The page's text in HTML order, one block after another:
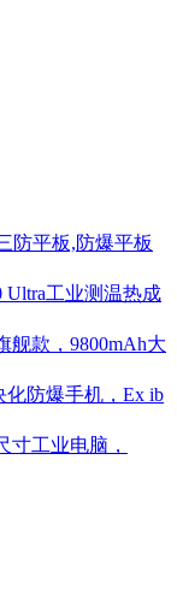
防平板,防爆平板
Ultra工业测温热成
舰款，9800mAh大
化防爆手机，Ex ib
寸工业电脑，